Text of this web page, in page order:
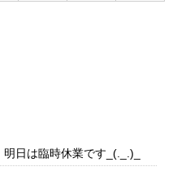
日は臨時休業です_(._.)_